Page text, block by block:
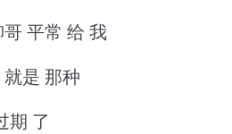
平常 给 我
是 那种
期 了